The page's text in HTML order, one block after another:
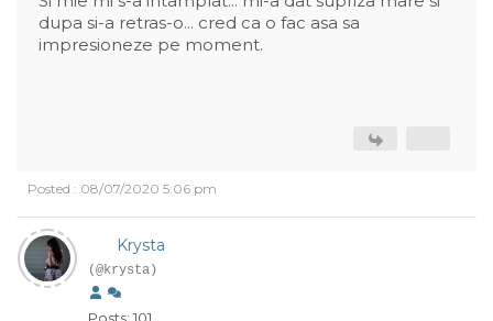
dupa si-a retras-o... cred ca o fac asa sa
impresioneze pe moment.
Posted : 08/07/2020 5:06 pm
Krysta
(@krysta)